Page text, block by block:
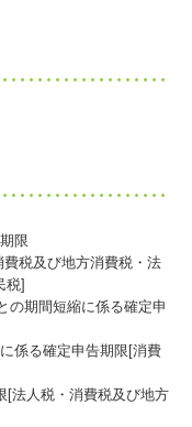
限
税及び地方消費税・法
税]
の期間短縮に係る確定申
係る確定申告期限[消費
[法人税・消費税及び地方